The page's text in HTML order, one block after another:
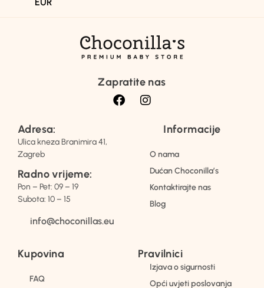
Zapratite nas
Adresa:
Ulica kneza Branimira 41,
Zagreb
Radno vrijeme:
Pon – Pet: 09 – 19
Subota: 10 – 15
info@choconillas.eu
Informacije
O nama
Dućan Choconilla’s
Kontaktirajte nas
Blog
Kupovina
FAQ
Pravilnici
Izjava o sigurnosti
Opći uvjeti poslovanja